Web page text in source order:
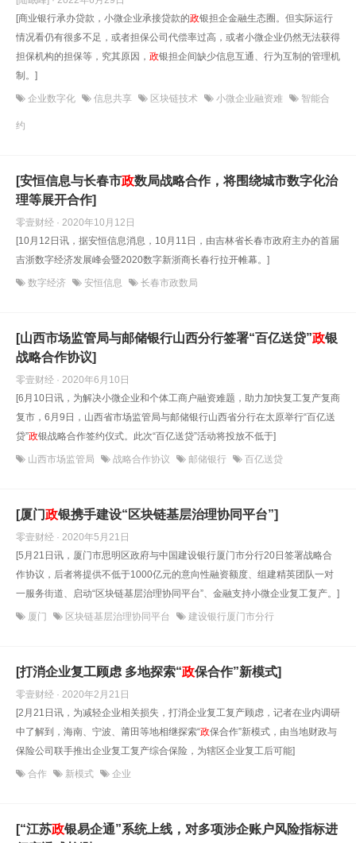
[商业银行承办贷款，小微企业承接贷款的政银担企金融生态圈。但实际运行
情况看仍有很多不足，或者担保公司代偿率过高，或者小微企业仍然无法获得
担保机构的担保等，究其原因， 政银担企间缺少信息互通、行为互制的管理机
制。]
企业数字化 信息共享 区块链技术 小微企业融资难 智能合
约
[安恒信息与长春市政数局战略合作，将围绕城市数字化治
理等展开合作]
零壹财经 · 2020年10月12日
[10月12日讯，据安恒信息消息，10月11日，由吉林省长春市政府主办的首届
吉浙数字经济发展峰会暨2020数字新浙商长春行拉开帷幕。]
数字经济 安恒信息 长春市政数局
[山西市场监管局与邮储银行山西分行签署“百亿送贷”政银
战略合作协议]
零壹财经 · 2020年6月10日
[6月10日讯，为解决小微企业和个体工商户融资难题，助力加快复工复产复商
复市，6月9日，山西省市场监管局与邮储银行山西省分行在太原举行“百亿送
贷”政银战略合作签约仪式。此次“百亿送贷”活动将投放不低于]
山西市场监管局 战略合作协议 邮储银行 百亿送贷
[厦门政银携手建设“区块链基层治理协同平台”]
零壹财经 · 2020年5月21日
[5月21日讯，厦门市思明区政府与中国建设银行厦门市分行20日签署战略合
作协议，后者将提供不低于1000亿元的意向性融资额度、组建精英团队一对
一服务街道、启动“区块链基层治理协同平台”、金融支持小微企业复工复产。]
厦门 区块链基层治理协同平台 建设银行厦门市分行
[打消企业复工顾虑 多地探索“政保合作”新模式]
零壹财经 · 2020年2月21日
[2月21日讯，为减轻企业相关损失，打消企业复工复产顾虑，记者在业内调研
中了解到，海南、宁波、莆田等地相继探索“政保合作”新模式，由当地财政与
保险公司联手推出企业复工复产综合保险，为辖区企业复工后可能]
合作 新模式 企业
[“江苏政银易企通”系统上线，对多项涉企账户风险指标进